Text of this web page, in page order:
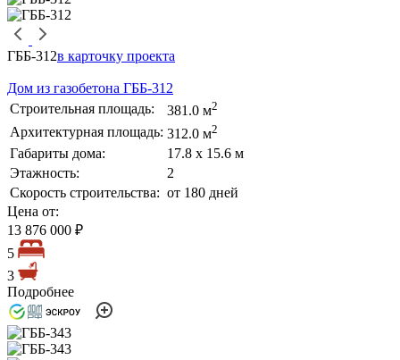
ГББ-312в карточку проекта
Дом из газобетона ГББ-312
Строительная площадь:
381.0 м2
Архитектурная площадь: 312.0 м2
Габариты дома:
17.8 х 15.6 м
Этажность:
2
Скорость строительства: от 180 дней
Цена от:
13 876 000 ₽
5
3
Подробнее